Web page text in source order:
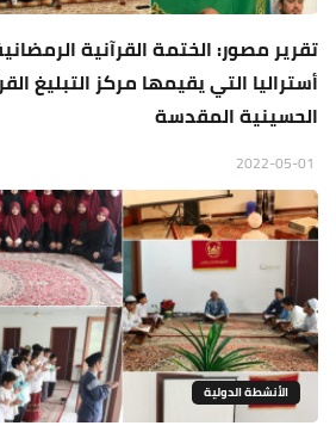
تقرير مصور: الختمة القرآنية
أستراليا التي يقيمها مركز التبليغ
الحسينية المقدسة
الأنشطة الدولية